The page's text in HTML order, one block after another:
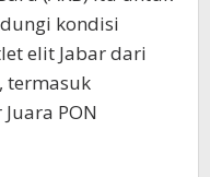
kondisi
elit Jabar dari
termasuk
PON